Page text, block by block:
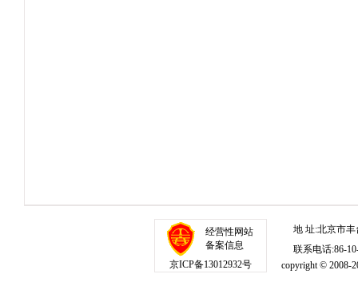
经营性网站
备案信息
京ICP备13012932号
地 址:北京市
联系电话:86-
copyright © 2008-